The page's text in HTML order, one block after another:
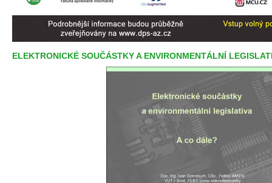
ELEKTRONICKÉ SOUČÁSTKY A ENVIRONMENTÁLNÍ